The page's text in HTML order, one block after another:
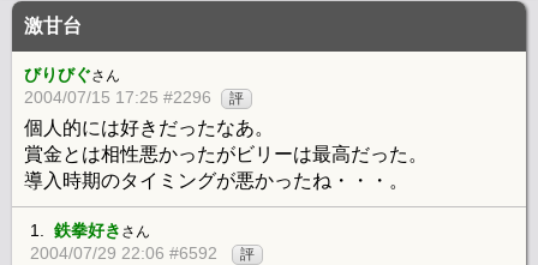
激甘台
びりびぐさん
2004/07/15 17:25 #2296 評
個人的には好きだったなあ。
賞金とは相性悪かったがビリーは最高だった。
導入時期のタイミングが悪かったね・・・。
1. 鉄拳好き さん
2004/07/29 22:06 #6592 評